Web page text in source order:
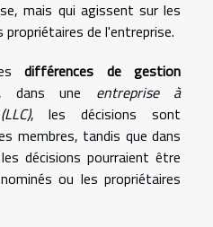
mais qui agissent sur les
de l'entreprise.
différences de gestion
dans une entreprise à
, les décisions sont
membres, tandis que dans
décisions pourraient être
ou les propriétaires